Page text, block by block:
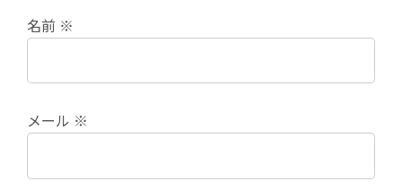
名前 ※
メール ※